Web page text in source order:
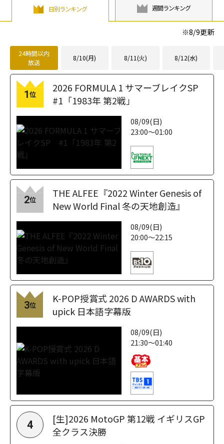
日別ランキング 週間ランキング
※8/9更新
24時間以内
放送
8/10(月) 8/11(火) 8/12(水)
1位
2026 FORMULA 1 サマーブレイクSP
#1「1983年 第2戦」
08/09(日)
23:00～01:00
2位
THE ALFEE『2022 Winter Genesis of
New World Final 冬の天地創造』
08/09(日)
20:00～22:15
3位
K-POP授賞式 2026 D AWARDS with
upick 日本語字幕版
08/09(日)
21:30～01:40
4
[生]2026 MotoGP 第12戦 イギリスGP
全クラス決勝